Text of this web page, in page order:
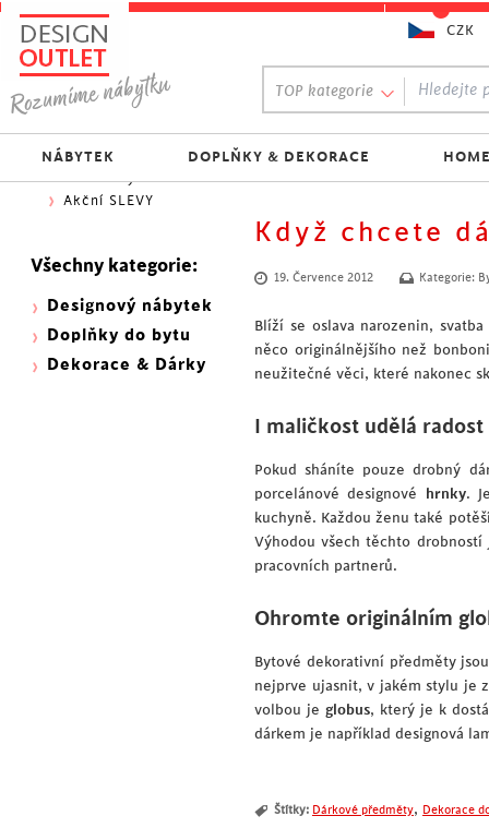
Když chcete
19. Července 2012 Kategorie:
Blíží se oslava narozenin,
něco originálnějšího než
neužitečné věci, které nakonec
I maličkost udělá radost
Pokud sháníte pouze drobný
porcelánové designové hrnky.
kuchyně. Každou ženu také
Výhodou všech těchto
pracovních partnerů.
Ohromte originálním
Bytové dekorativní předměty
nejprve ujasnit, v jakém stylu je
volbou je globus, který je k
dárkem je například designová
Štítky: Dárkové předměty, Dekorace
Oblíbený výběr:
300 NOVINEK
333 BESTSELLERŮ
Nejlevnější do 1.500 Kč
Skladovky
Akční SLEVY
Všechny kategorie:
Designový nábytek
Doplňky do bytu
Dekorace & Dárky
TOP kategorie
NÁBYTEK DOPLŇKY & DEKORACE
CZK